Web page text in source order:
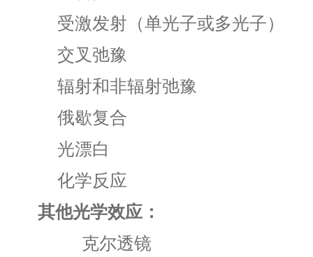
受激发射（单光子或多光子）
交叉弛豫
辐射和非辐射弛豫
俄歇复合
光漂白
化学反应
其他光学效应：
克尔透镜